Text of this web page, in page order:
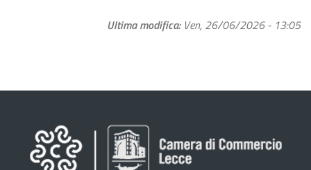
Ultima modifica Ven, 26/06/2026 - 13:05